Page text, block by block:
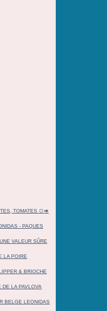
TOMATES 🍞🥑
- PAQUES
VALEUR SÛRE
LA POIRE
& BRIOCHE
LA PAVLOVA
BELGE LEONIDAS